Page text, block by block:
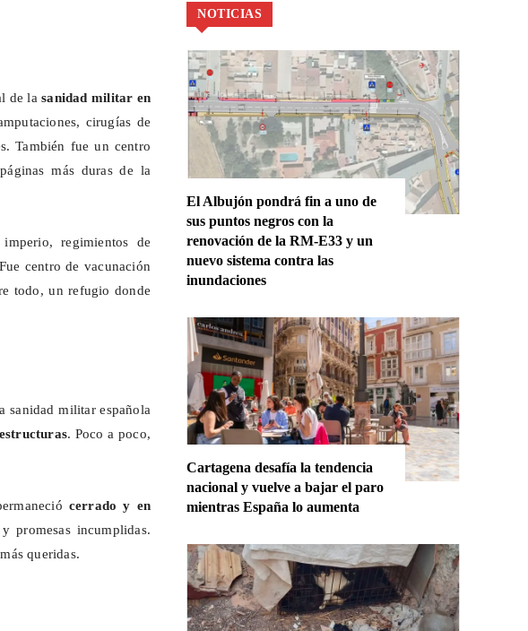
de lasanidad militar en
cirugías de
También fue un centro
más duras de la
regimientos de
centro de vacunación
todo, un refugio donde
sanidad militar española
. Poco a poco,
cerrado y en
promesas incumplidas.
queridas.
NOTICIAS
El Albujón pondrá fin a uno de
sus puntos negros con la
renovación de la RM-E33 y un
nuevo sistema contra las
inundaciones
Cartagena desafía la tendencia
nacional y vuelve a bajar el paro
mientras España lo aumenta